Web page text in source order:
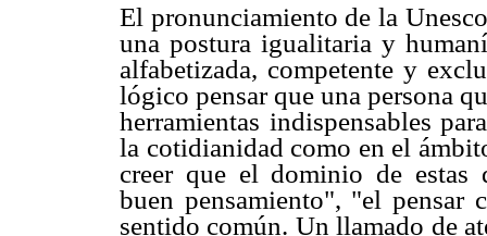
El pronunciamiento de la
una postura igualitaria y
alfabetizada, competente y
lógico pensar que una persona
herramientas indispensables
la cotidianidad como en el
creer que el dominio de estas
buen pensamiento", "el
sentido común. Un llamado de